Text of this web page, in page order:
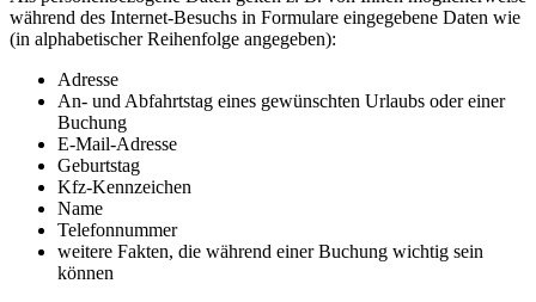
während des Internet-Besuchs in Formulare eingegebene Daten wie
(in alphabetischer Reihenfolge angegeben):
Adresse
An- und Abfahrtstag eines gewünschten Urlaubs oder einer
Buchung
E-Mail-Adresse
Geburtstag
Kfz-Kennzeichen
Name
Telefonnummer
weitere Fakten, die während einer Buchung wichtig sein
können